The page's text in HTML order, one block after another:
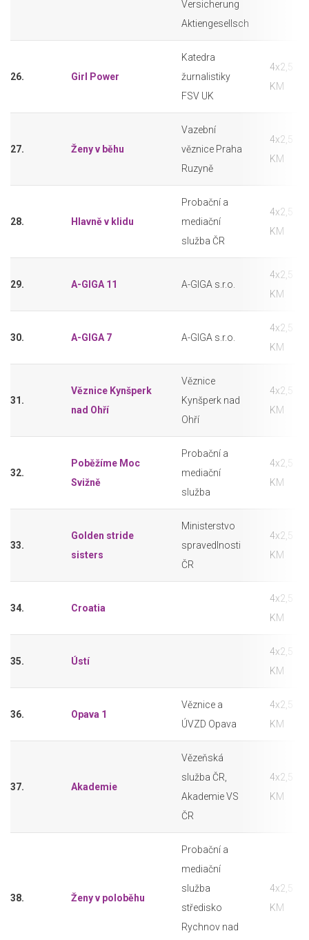
Versicherung
Aktiengesellsch
26. Girl Power
Katedra
žurnalistiky
FSV UK
4x2,5
KM
27. Ženy v běhu
Vazební
věznice Praha
Ruzyně
4x2,5
KM
28. Hlavně v klidu
Probační a
mediační
služba ČR
4x2,5
KM
29. A-GIGA 11 A-GIGA s.r.o.
4x2,5
KM
30. A-GIGA 7 A-GIGA s.r.o.
4x2,5
KM
31.
Věznice Kynšperk
nad Ohří
Věznice
Kynšperk nad
Ohří
4x2,5
KM
32.
Poběžíme Moc
Svižně
Probační a
mediační
služba
4x2,5
KM
33.
Golden stride
sisters
Ministerstvo
spravedlnosti
ČR
4x2,5
KM
34. Croatia
4x2,5
KM
35. Ústí
4x2,5
KM
36. Opava 1
Věznice a
ÚVZD Opava
4x2,5
KM
37. Akademie
Vězeňská
služba ČR,
Akademie VS
ČR
4x2,5
KM
38. Ženy v poloběhu
Probační a
mediační
služba
středisko
Rychnov nad
4x2,5
KM